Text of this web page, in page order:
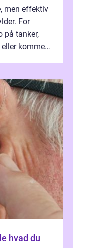
men effektiv
For
på tanker,
komme